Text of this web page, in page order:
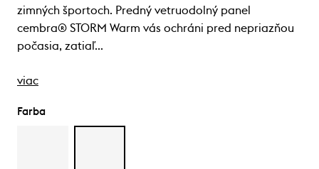
zimných športoch. Predný vetruodolný panel
cembra® STORM Warm vás ochráni pred nepriazňou
počasia, zatiaľ…
viac
Farba